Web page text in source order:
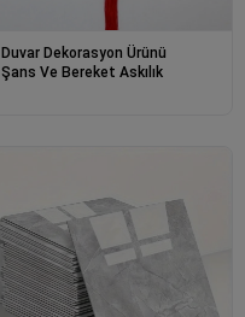
Duvar Dekorasyon Ürünü
Şans Ve Bereket Askılık